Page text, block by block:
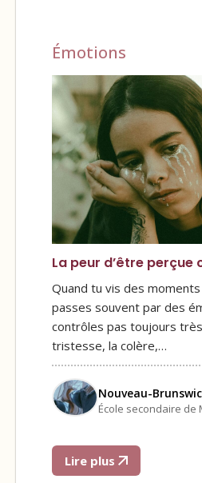
Émotions
La peur d’être perçue
Quand tu vis des
passes souvent par des
contrôles pas toujours
tristesse, la colère,…
Nouveau-
École secondaire de
Lire plus